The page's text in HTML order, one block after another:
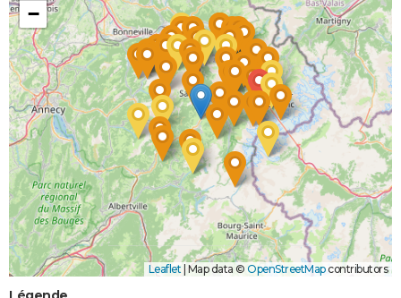
−
Leaflet Map data © OpenStreetMapcontributors